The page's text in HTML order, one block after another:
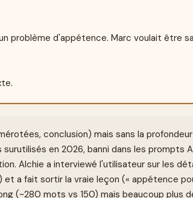
problème d'appétence. Marc voulait être
conclusion) mais sans la
en 2026, banni dans les prompts
Alchie a interviewé l'utilisateur sur les
et a fait sortir la vraie leçon (« appétence
(~280 mots vs 150) mais beaucoup plus